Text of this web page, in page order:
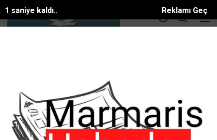
Reklamı Geç
0 saniye kaldı..
İstanbul Cumhuriyet Başsavcılığında görevli
İstanbul Cumhuriyet Başsavcılığında